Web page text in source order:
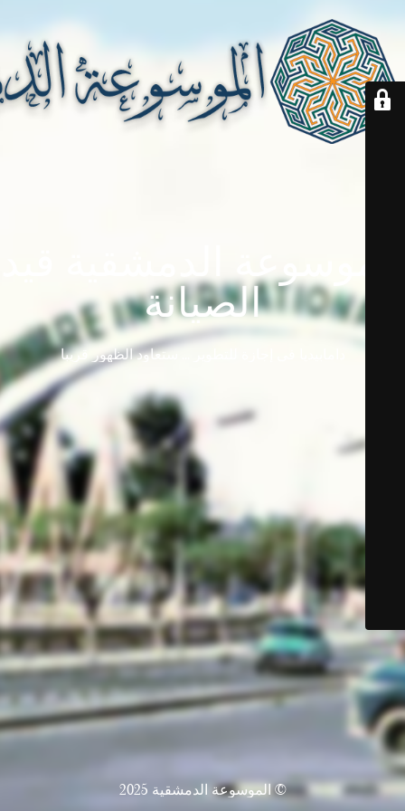
الصيانة
دامابيديا في إجازة للتطوير ... ستعاود الظهور قريباً
© الموسوعة الدمشقية 2025